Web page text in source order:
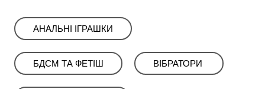
ㅤАНАЛЬНІ ІГРАШКИ
ㅤㅤㅤБДСМㅤㅤㅤㅤ ТА ФЕТІШ ㅤㅤВІБРАТОРИㅤ ㅤ